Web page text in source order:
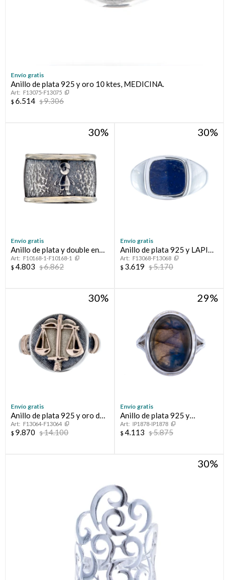
Envío gratis
Anillo de plata 925 y oro 10 ktes, MEDICINA.
F13075-F13075
$ 6.514 $9.306
30
Envío gratis
Anillo de plata y double en
oro 18 ltes.LINEA KIDS;
VARÓN.
F10168-1-F10168-1
$ 4.803 $6.862
30
Envío gratis
Anillo de plata 925 y LAPIZ
LAZULIF13068-F13068
$ 3.619 $5.170
30
Envío gratis
Anillo de plata 925 y oro de
10 ktes ABOGACÍA
F13064-F13064
$ 9.870 $14.100
29
Envío gratis
Anillo de plata 925 y
Calcedonia
IP1878-IP1878
$ 4.113 $5.875
30